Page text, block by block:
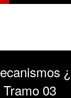
¿
03